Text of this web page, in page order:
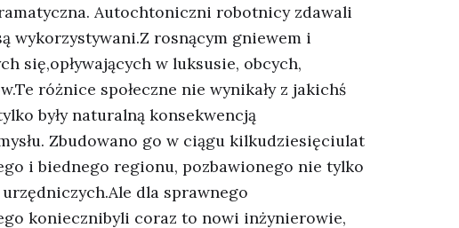
Autochtoniczni robotnicy zdawali
wykorzystywani.Z rosnącym gniewem i
się,opływających w luksusie, obcych,
różnice społeczne nie wynikały z jakichś
były naturalną konsekwencją
Zbudowano go w ciągu kilkudziesięciulat
i biednego regionu, pozbawionego nie tylko
dla sprawnego
koniecznibyli coraz to nowi inżynierowie,